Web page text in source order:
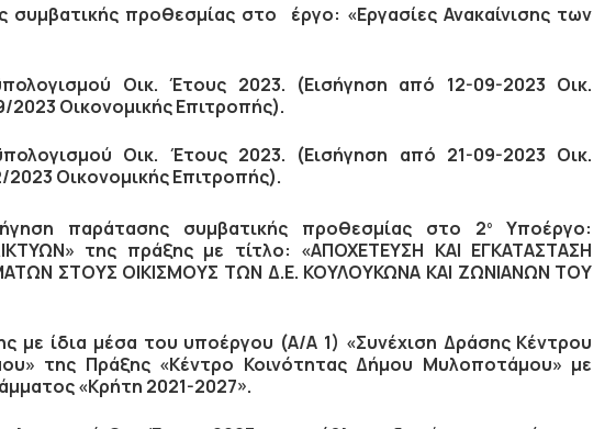
προθεσμίας στο έργο: «Εργασίες Ανακαίνισης των
Οικ. Έτους 2023. (Εισήγηση από 12-09-2023 Οικ.
Οικονομικής Επιτροπής).
Οικ. Έτους 2023. (Εισήγηση από 21-09-2023 Οικ.
Οικονομικής Επιτροπής).
παράτασης συμβατικής προθεσμίας στο 2ο
Υποέργο:
της πράξης με τίτλο: «ΑΠΟΧΕΤΕΥΣΗ ΚΑΙ ΕΓΚΑΤΑΣΤΑΣΗ
ΣΤΟΥΣ ΟΙΚΙΣΜΟΥΣ ΤΩΝ Δ.Ε. ΚΟΥΛΟΥΚΩΝΑ ΚΑΙ ΖΩΝΙΑΝΩΝ ΤΟΥ
µε ίδια μέσα του υποέργου (Α/Α 1) «Συνέχιση Δράσης Κέντρου
της Πράξης «Κέντρο Κοινότητας Δήμου Μυλοποτάμου» με
«Κρήτη 2021-2027».